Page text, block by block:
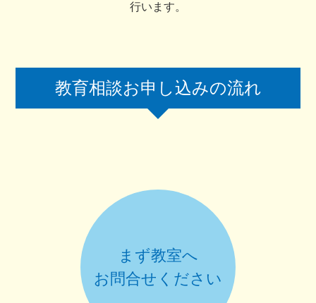
行います。
教育相談お申し込みの流れ
まず教室へ
お問合せください